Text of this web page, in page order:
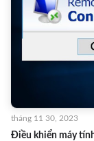
Điều khiển máy
tháng 11 30, 2023